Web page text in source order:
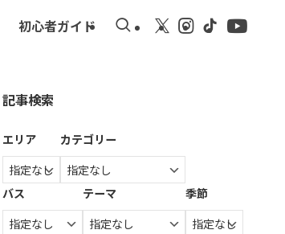
初心者ガイド
記事検索
エリア カテゴリー
バス テーマ 季節